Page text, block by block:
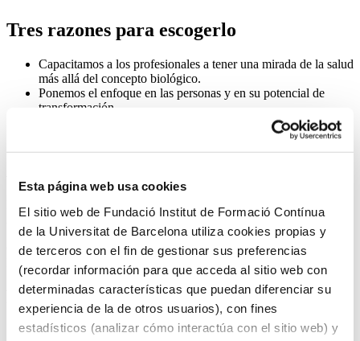
Esta página web usa cookies
El sitio web de Fundació Institut de Formació Contínua
de la Universitat de Barcelona utiliza cookies propias y
de terceros con el fin de gestionar sus preferencias
(recordar información para que acceda al sitio web con
determinadas características que puedan diferenciar su
experiencia de la de otros usuarios), con fines
estadísticos (analizar cómo interactúa con el sitio web) y
Tres razones para escogerlo
Capacitamos a los profesionales a tener una mirada de la salud
más allá del concepto biológico.
Ponemos el enfoque en las personas y en su potencial de
transformación.
Desarrollamos una actitud y mentalidad integrativa de las
Máster de Formación Permanente en Valoración Energética y
Acupuntura por la Universitat de Barcelona.
Curso propio diseñado según las directrices del Espacio Europeo de
Educación Superior y equivalente a 60 créditos ECTS.
Programa
1. Historia y fundamentos. Etiopatogenia